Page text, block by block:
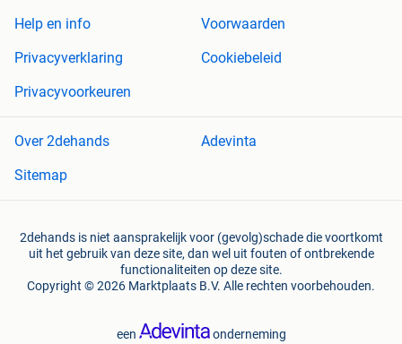
Help en info
Voorwaarden
Privacyverklaring
Cookiebeleid
Privacyvoorkeuren
Over 2dehands
Adevinta
Sitemap
2dehands is niet aansprakelijk voor (gevolg)schade die voortkomt
uit het gebruik van deze site, dan wel uit fouten of ontbrekende
functionaliteiten op deze site.
Copyright © 2026 Marktplaats B.V. Alle rechten voorbehouden.
een onderneming